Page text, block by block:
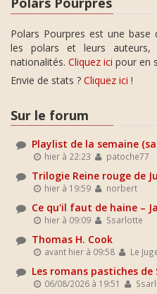
Polars Pourpres est une
les polars et leurs
nationalités. Cliquez ici pour en
Envie de stats ? Cliquez ici !
Sur le forum
Playlist de la semaine
hier à 22:23 patoche77
Trilogie Reine rouge de
hier à 19:59 norbert
Ce qu'il faut de haine –
hier à 09:09 Ssarlotte
Thomas H. Cook
avant hier à 09:58 Le
Les romans pastiches de
06/08/2026 à 19:51